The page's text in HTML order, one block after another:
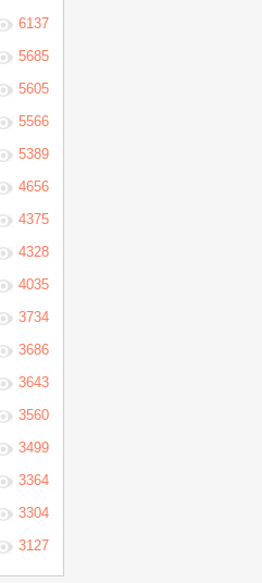
6137
5685
5605
5566
5389
4656
4375
4328
4035
3734
3686
3643
3560
3499
3364
3304
3127